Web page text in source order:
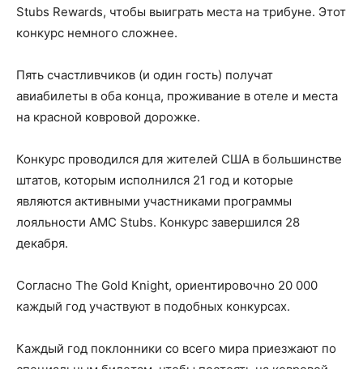
Stubs Rewards, чтобы выиграть места на трибуне. Этот
конкурс немного сложнее.
Пять счастливчиков (и один гость) получат
авиабилеты в оба конца, проживание в отеле и места
на красной ковровой дорожке.
Конкурс проводился для жителей США в большинстве
штатов, которым исполнился 21 год и которые
являются активными участниками программы
лояльности AMC Stubs. Конкурс завершился 28
декабря.
Согласно The Gold Knight, ориентировочно 20 000
каждый год участвуют в подобных конкурсах.
Каждый год поклонники со всего мира приезжают по